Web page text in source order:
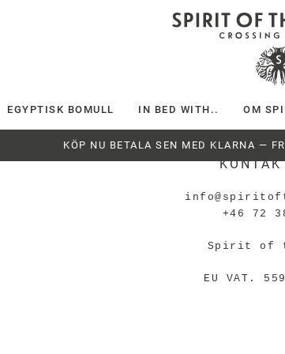
EGYPTISK BOMULL IN BED WITH.. OM
KÖP NU BETALA SEN MED KLARNA —
+46 72
Spirit of
EU VAT.